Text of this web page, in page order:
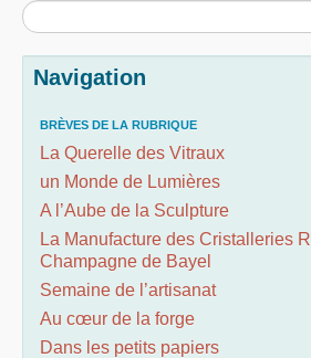
Navigation
BRÈVES DE LA RUBRIQUE
La Querelle des Vitraux
un Monde de Lumières
A l’Aube de la Sculpture
La Manufacture des Cristalleries
Champagne de Bayel
Semaine de l’artisanat
Au cœur de la forge
Dans les petits papiers